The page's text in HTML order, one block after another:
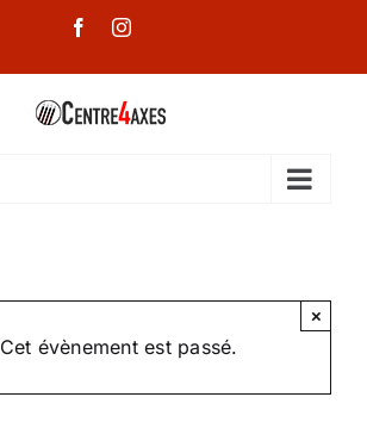
FacebookInstagram
Cet évènement est passé.
×